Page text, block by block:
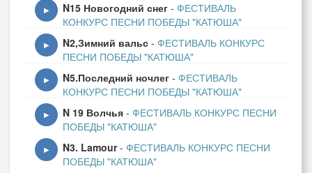
2 куплет
Помня те забавы -
Он с войны вернëтся сам,
И своих наград добавит
К деда орденам.
Припев 2
И теперь майор
Понимает деда,
И на то, о чëм не ведал,
▶ N15 Новогодний снег - ФЕСТИВАЛЬ
КОНКУРС ПЕСНИ ПОБЕДЫ "КАТЮША"
▶ N2,Зимний вальс - ФЕСТИВАЛЬ КОНКУРС
ПЕСНИ ПОБЕДЫ "КАТЮША"
▶ N5.Последний ночлег - ФЕСТИВАЛЬ
КОНКУРС ПЕСНИ ПОБЕДЫ "КАТЮША"
▶ N 19 Волчья - ФЕСТИВАЛЬ КОНКУРС ПЕСНИ
ПОБЕДЫ "КАТЮША"
▶ N3. Lamour- ФЕСТИВАЛЬ КОНКУРС ПЕСНИ
ПОБЕДЫ "КАТЮША"